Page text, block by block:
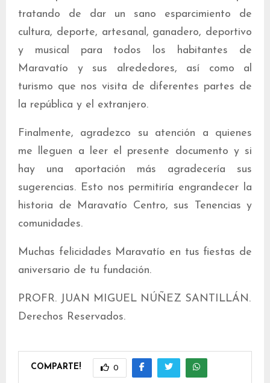
tratando de dar un sano esparcimiento de
cultura, deporte, artesanal, ganadero, deportivo
y musical para todos los habitantes de
Maravatío y sus alrededores, así como al
turismo que nos visita de diferentes partes de
la república y el extranjero.
Finalmente, agradezco su atención a quienes
me lleguen a leer el presente documento y si
hay una aportación más agradecería sus
sugerencias. Esto nos permitiría engrandecer la
historia de Maravatío Centro, sus Tenencias y
comunidades.
Muchas felicidades Maravatío en tus fiestas de
aniversario de tu fundación.
PROFR. JUAN MIGUEL NÚÑEZ SANTILLÁN.
Derechos Reservados.
COMPARTE! 0